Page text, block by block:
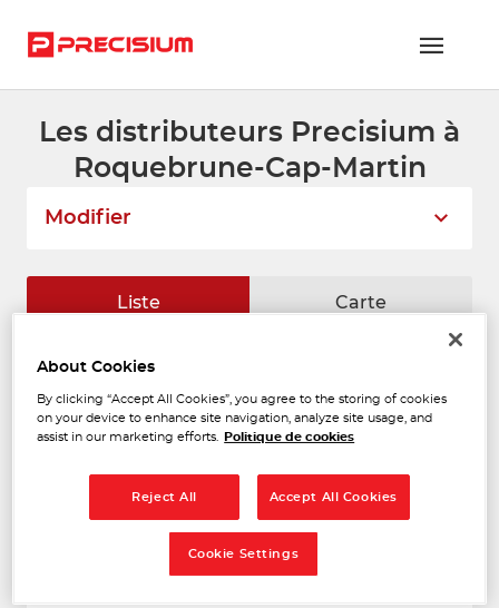
RÉSEAU PRECISIUM
PIÈCES VL ET PL
ESPACE ADHÉRENT
Les distributeurs Precisium à
Roquebrune-Cap-Martin
Modifier
Liste Carte
18.05
AUTO P.R.O. NICE
20 Rue Reine Jeanne
06000 NICE
Ouvert 09:00 - 12:00 et 14:00 -
Téléphone
Voir plus
About Cookies
By clicking “Accept All Cookies”, you agree to the storing of cookies
on your device to enhance site navigation, analyze site usage, and
assist in our marketing efforts.
Politique de cookies
Reject All Accept All Cookies
Cookie Settings